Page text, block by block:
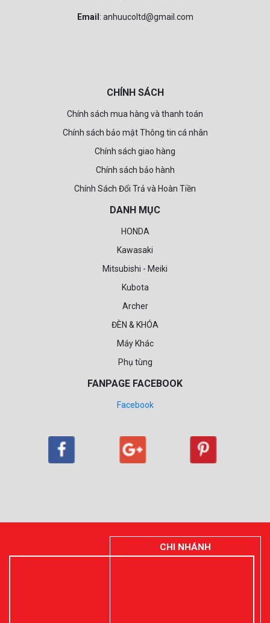
Email : anhuucoltd@gmail.com
CHÍNH SÁCH
Chính sách mua hàng và thanh toán
Chính sách bảo mật Thông tin cá nhân
Chính sách giao hàng
Chính sách bảo hành
Chính Sách Đổi Trả và Hoàn Tiền
DANH MỤC
HONDA
Kawasaki
Mitsubishi - Meiki
Kubota
Archer
ĐÈN & KHÓA
Máy Khác
Phụ tùng
FANPAGE FACEBOOK
Facebook
CHI NHÁNH